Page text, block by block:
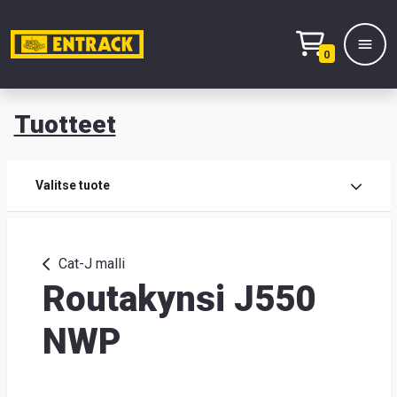
0
Tuotteet
Valitse tuote
Cat-J malli
Routakynsi J550
NWP